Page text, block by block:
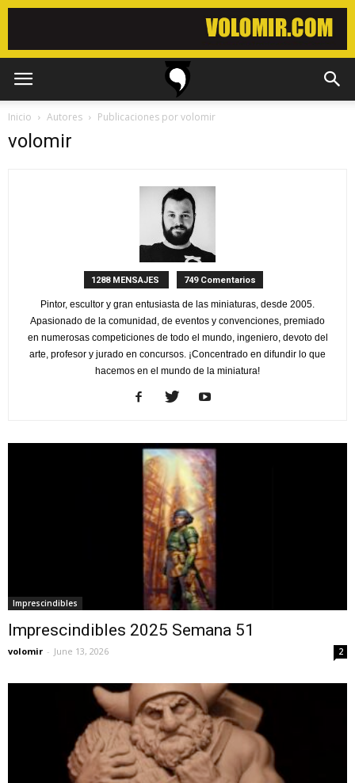
Inicio Autores Publicaciones por volomir
volomir
1288 MENSAJES 749 Comentarios
Pintor, escultor y gran entusiasta de las miniaturas, desde 2005.
Apasionado de la comunidad, de eventos y convenciones, premiado
en numerosas competiciones de todo el mundo, ingeniero, devoto del
arte, profesor y jurado en concursos. ¡Concentrado en difundir lo que
hacemos en el mundo de la miniatura!
Imprescindibles
Imprescindibles 2025 Semana 51
volomir - June 13, 2026 2